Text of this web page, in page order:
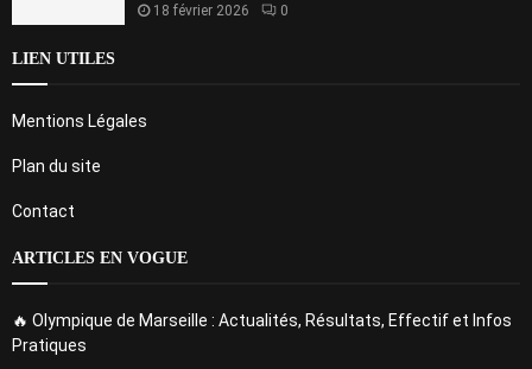
18 février 2026 0
LIEN UTILES
Mentions Légales
Plan du site
Contact
ARTICLES EN VOGUE
🔥 Olympique de Marseille : Actualités, Résultats, Effectif et Infos
Pratiques